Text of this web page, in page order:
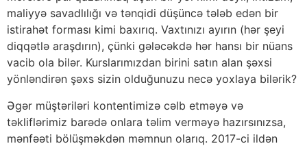
maliyyə savadlılığı və tənqidi düşüncə tələb edən bir
istirahət forması kimi baxırıq. Vaxtınızı ayırın (hər şeyi
diqqətlə araşdırın), çünki gələcəkdə hər hansı bir nüans
vacib ola bilər. Kurslarımızdan birini satın alan şəxsi
yönləndirən şəxs sizin olduğunuzu necə yoxlaya bilərik?
Əgər müştəriləri kontentimizə cəlb etməyə və
təkliflərimiz barədə onlara təlim verməyə hazırsınızsa,
mənfəəti bölüşməkdən məmnun olarıq. 2017-ci ildən